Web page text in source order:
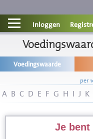
Contact
Informatie
Disclaimer
Inloggen
Voedingswaarde
per
A B C D E F G H I J K
Je bent